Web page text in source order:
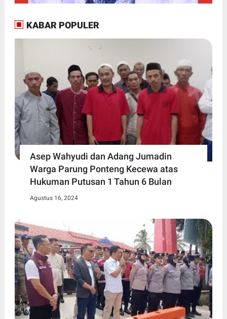
KABAR POPULER
Asep Wahyudi dan Adang Jumadin
Warga Parung Ponteng Kecewa atas
Hukuman Putusan 1 Tahun 6 Bulan
Agustus 16, 2024